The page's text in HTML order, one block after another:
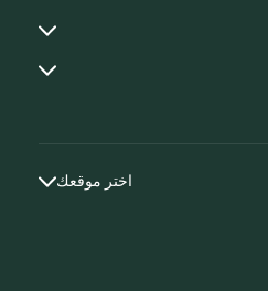
اختر موقعك